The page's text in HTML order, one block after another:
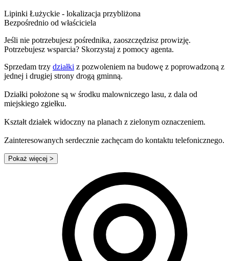
Lipinki Łużyckie - lokalizacja przybliżona
Bezpośrednio od właściciela
Jeśli nie potrzebujesz pośrednika, zaoszczędzisz prowizję.
Potrzebujesz wsparcia? Skorzystaj z pomocy agenta.
Sprzedam trzy działki z pozwoleniem na budowę z poprowadzoną z
jednej i drugiej strony drogą gminną.
Działki położone są w środku malowniczego lasu, z dala od
miejskiego zgiełku.
Kształt działek widoczny na planach z zielonym oznaczeniem.
Zainteresowanych serdecznie zachęcam do kontaktu telefonicznego.
Pokaż więcej >